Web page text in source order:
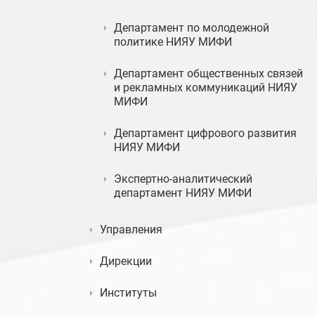
Департамент по молодежной
политике НИЯУ МИФИ
Департамент общественных связей
и рекламных коммуникаций НИЯУ
МИФИ
Департамент цифрового развития
НИЯУ МИФИ
Экспертно-аналитический
департамент НИЯУ МИФИ
Управления
Дирекции
Институты